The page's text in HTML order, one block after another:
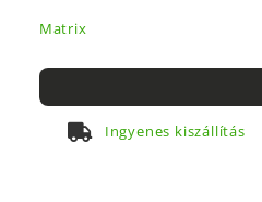
Matrix
Ingyenes kiszállítás